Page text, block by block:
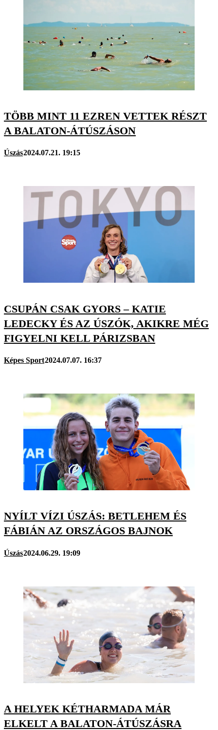
TÖBB MINT 11 EZREN VETTEK RÉSZT
A BALATON-ÁTÚSZÁSON
Úszás2024.07.21. 19:15
CSUPÁN CSAK GYORS – KATIE
LEDECKY ÉS AZ ÚSZÓK, AKIKRE MÉG
FIGYELNI KELL PÁRIZSBAN
Képes Sport2024.07.07. 16:37
NYÍLT VÍZI ÚSZÁS: BETLEHEM ÉS
FÁBIÁN AZ ORSZÁGOS BAJNOK
Úszás2024.06.29. 19:09
A HELYEK KÉTHARMADA MÁR
ELKELT A BALATON-ÁTÚSZÁSRA